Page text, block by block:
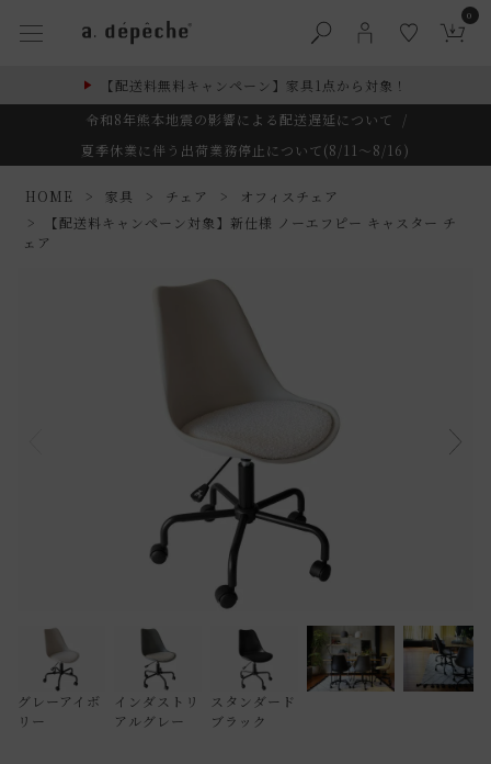
0
【配送料無料キャンペーン】家具1点から対象！
令和8年熊本地震の影響による配送遅延について
/
夏季休業に伴う出荷業務停止について(8/11～8/16)
HOME 家具 チェア
オフィスチェア
【配送料キャンペーン対象】新仕様 ノーエフピー キャスター チ
ェア
グレーアイボ
リー
インダストリ
アルグレー
スタンダード
ブラック